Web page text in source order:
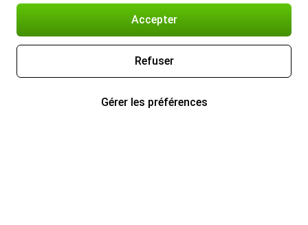
Accepter
Refuser
Gérer les préférences